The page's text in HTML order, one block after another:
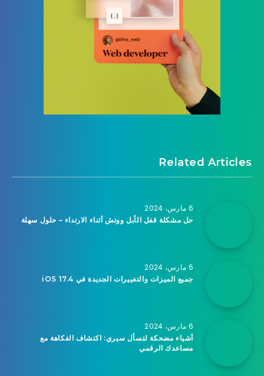
Related Articles
6 مارس، 2024
حل مشكلة قفل الأبل ووتش أثناء الارتداء – حلول سهلة
6 مارس، 2024
جميع الميزات والتغييرات الجديدة في iOS 17.4
6 مارس، 2024
أشياء مضحكة لتسأل سيري: اكتشاف الفكاهة مع
مساعدك الرقمي